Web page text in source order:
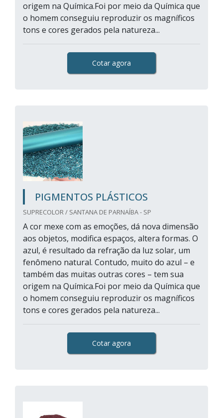
origem na Química.Foi por meio da Química que
o homem conseguiu reproduzir os magníficos
tons e cores gerados pela natureza...
Cotar agora
PIGMENTOS PLÁSTICOS
SUPRECOLOR / SANTANA DE PARNAÍBA - SP
A cor mexe com as emoções, dá nova dimensão
aos objetos, modifica espaços, altera formas. O
azul, é resultado da refração da luz solar, um
fenômeno natural. Contudo, muito do azul – e
também das muitas outras cores – tem sua
origem na Química.Foi por meio da Química que
o homem conseguiu reproduzir os magníficos
tons e cores gerados pela natureza...
Cotar agora